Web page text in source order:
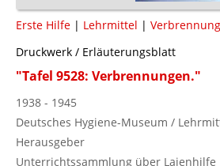
Erste Hilfe | Lehrmittel | Verbrennung
Druckwerk / Erläuterungsblatt
"Tafel 9528: Verbrennungen."
1938 - 1945
Deutsches Hygiene-Museum /
Herausgeber
Unterrichtssammlung über Laienhilfe